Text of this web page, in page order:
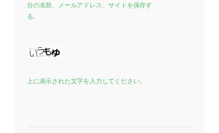
分の名前、メールアドレス、サイトを保存す
る。
上に表示された文字を入力してください。